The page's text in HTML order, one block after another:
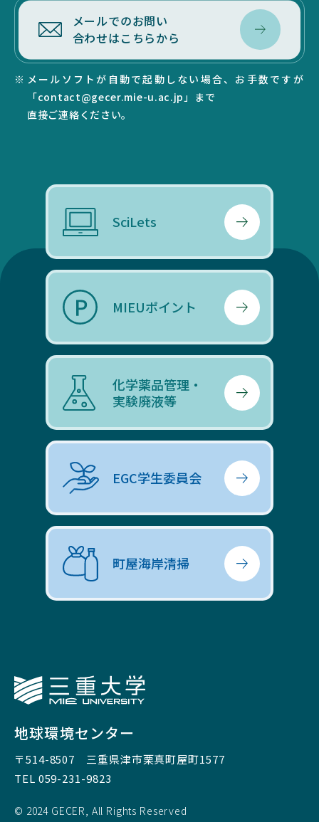
SEARCH
メールでのお問い
合わせはこちらから
メールソフトが自動で起動しない場合、お手数ですが
「contact@gecer.mie-u.ac.jp」まで
直接ご連絡ください。
SciLets
MIEUポイント
化学薬品管理・
実験廃液等
EGC学生委員会
町屋海岸清掃
地球環境センター
〒514-8507 三重県津市栗真町屋町1577
TEL 059-231-9823
© 2024 GECER, All Rights Reserved